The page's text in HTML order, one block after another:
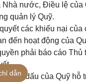
Nhà nước, Điều lệ của
quản lý Quỹ.
các khiếu nại của
đến hoạt động của
phải báo cáo Thủ
con dấu của Quỹ hỗ
dẫn